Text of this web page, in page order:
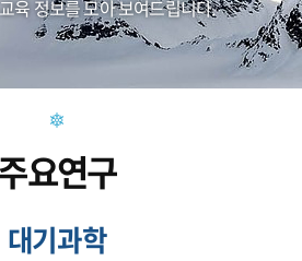
육 정보를 모아 보여드립니다.
요연구
대기과학